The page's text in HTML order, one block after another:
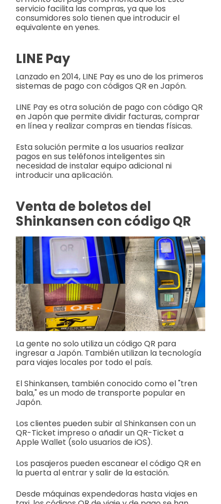
servicio facilita las compras, ya que los
consumidores solo tienen que introducir el
equivalente en yenes.
LINE Pay
Lanzado en 2014, LINE Pay es uno de los primeros
sistemas de pago con códigos QR en Japón.
LINE Pay es otra solución de pago con código QR
en Japón que permite dividir facturas, comprar
en línea y realizar compras en tiendas físicas.
Esta solución permite a los usuarios realizar
pagos en sus teléfonos inteligentes sin
necesidad de instalar equipo adicional ni
introducir una aplicación.
Venta de boletos del
Shinkansen con código QR
La gente no solo utiliza un código QR para
ingresar a Japón. También utilizan la tecnología
para viajes locales por todo el país.
El Shinkansen, también conocido como el "tren
bala," es un modo de transporte popular en
Japón.
Los clientes pueden subir al Shinkansen con un
QR-Ticket impreso o añadir un QR-Ticket a
Apple Wallet (solo usuarios de iOS).
Los pasajeros pueden escanear el código QR en
la puerta al entrar y salir de la estación.
Desde máquinas expendedoras hasta viajes en